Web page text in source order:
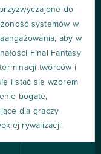
do
systemów w
aby w
Final Fantasy
twórców i
i stać się wzorem
bogate,
dla graczy
rywalizacji.